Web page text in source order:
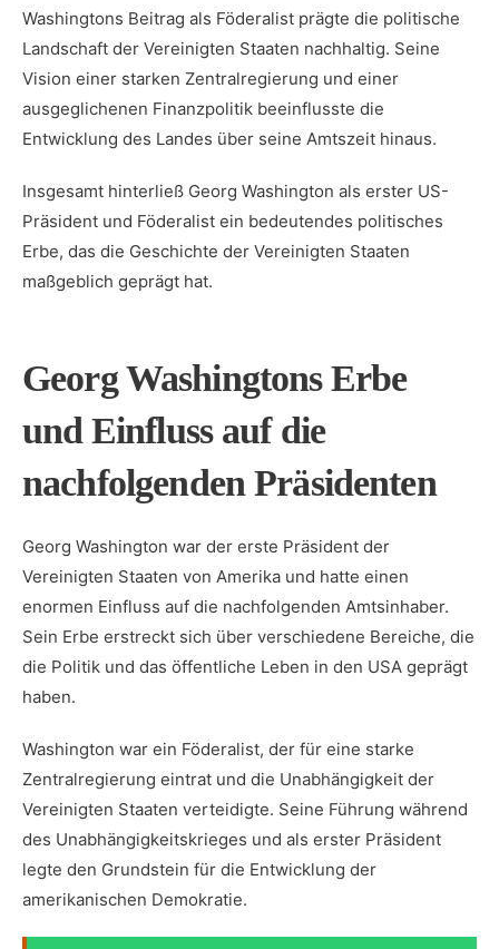
Washingtons Beitrag als Föderalist‌ prägte ⁢die politische
⁣Landschaft der Vereinigten Staaten ‌nachhaltig. ‌Seine⁣
Vision einer starken Zentralregierung und einer
ausgeglichenen Finanzpolitik​ beeinflusste die
Entwicklung des⁣ Landes⁣ über ⁢seine Amtszeit hinaus.
Insgesamt hinterließ​ Georg Washington als ‌erster US-
Präsident und ⁢Föderalist ein bedeutendes politisches
⁤Erbe, das die‌ Geschichte der Vereinigten⁣ Staaten
maßgeblich‍ geprägt hat.
Georg Washingtons ⁢Erbe
und⁢ Einfluss auf die⁤
nachfolgenden Präsidenten
Georg Washington​ war der erste Präsident der
Vereinigten‌ Staaten von Amerika und hatte einen
enormen Einfluss auf die nachfolgenden Amtsinhaber.
⁣Sein‌ Erbe erstreckt sich‍ über verschiedene Bereiche, die
‌die Politik und das⁤ öffentliche Leben in den USA geprägt
haben.
Washington war​ ein Föderalist,‍ der für eine ‌starke
Zentralregierung eintrat ‌und⁢ die‌ Unabhängigkeit der
Vereinigten Staaten ‍verteidigte. Seine‌ Führung während
des⁢ Unabhängigkeitskrieges und als‍ erster​ Präsident
legte den Grundstein für die⁣ Entwicklung der
⁤amerikanischen ⁤Demokratie.